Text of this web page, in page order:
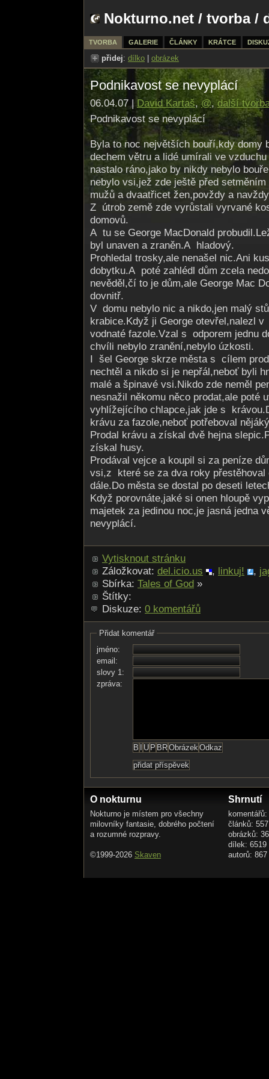
Nokturno.net / tvorba/
TVORBA GALERIE ČLÁNKY KRÁTCE
přidej: dílko obrázek
Podnikavost se nevyplácí
06.04.07 | David Kartaš,@,další
Podnikavost se nevyplácí
Byla to noc největších bouří,kdy domy
dechem větru a lidé umírali ve
nastalo ráno,jako by nikdy nebylo
nebylo vsi,jež zde ještě před
mužů a dvaatřicet žen,povždy a
Z útrob země zde vyrůstali vyrvané
domovů.
A tu se George MacDonald
byl unaven a zraněn.A hladový.
Prohledal trosky,ale nenašel nic.Ani
dobytku.A poté zahlédl dům zcela
nevěděl,čí to je dům,ale George Mac
dovnitř.
V domu nebylo nic a nikdo,jen malý
krabice.Když ji George otevřel,nalezl
vodnaté fazole.Vzal s odporem jednu
chvíli nebylo zranění,nebylo úzkosti.
I šel George skrze města s cílem
nechtěl a nikdo si je nepřál,neboť byli
malé a špinavé vsi.Nikdo zde neměl
nesnažil někomu něco prodat,ale poté
vyhlížejícího chlapce,jak jde s
krávu za fazole,neboť potřeboval
Prodal krávu a získal dvě hejna
získal husy.
Prodával vejce a koupil si za peníze
vsi,z které se za dva roky přestěhoval
dále.Do města se dostal po deseti
Když porovnáte,jaké si onen hloupě
majetek za jedinou noc,je jasná jedna
nevyplácí.
Vytisknout stránku
Záložkovat: del.icio.us , linkuj! ,
Sbírka: Tales of God »
Štítky:
Diskuze: 0 komentářů
Přidat komentář
jméno:
email:
slovy 1:
zpráva:
O nokturnu
Nokturno je místem pro všechny
milovníky fantasie, dobrého počtení
a rozumné rozpravy.
©1999-2026 Skaven
Shrnutí
článků: 557
obrázků:
dílek: 6519
autorů: 867